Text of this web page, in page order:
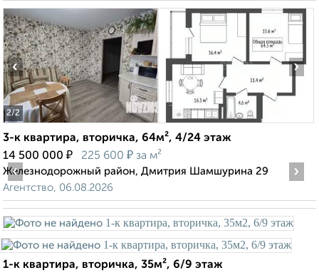
2/2
‹ ›
3-к квартира, вторичка, 64м², 4/24 этаж
14 500 000 ₽ 225 600 ₽ за м²
Железнодорожный район, Дмитрия Шамшурина 29
Агентство, 06.08.2026
‹ ›
1-к квартира, вторичка, 35м², 6/9 этаж